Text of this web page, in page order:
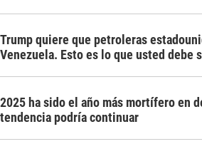
Trump quiere que petroleras
Venezuela. Esto es lo que usted debe
2025 ha sido el año más mortífero en
tendencia podría continuar